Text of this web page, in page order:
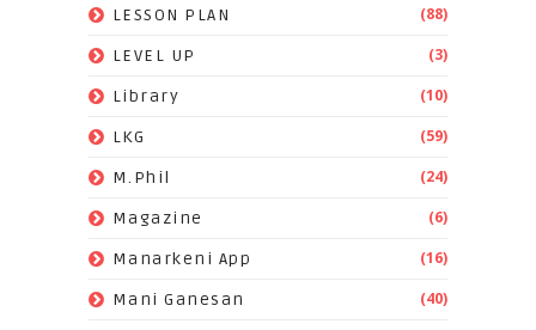
LESSON PLAN (88)
LEVEL UP (3)
Library (10)
LKG (59)
M.Phil (24)
Magazine (6)
Manarkeni App (16)
Mani Ganesan (40)